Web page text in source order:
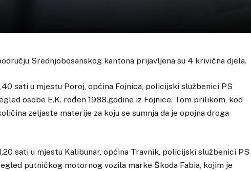
Srednjobosanskog kantona prijavljena su 4 krivična djela.
sati u mjestu Poroj, općina Fojnica, policijski službenici PS
osobe E.K. rođen 1988.godine iz Fojnice. Tom prilikom, kod
zeljaste materije za koju se sumnja da je opojna droga
sati u mjestu Kalibunar, općina Travnik, policijski službenici PS
putničkog motornog vozila marke Škoda Fabia, kojim je